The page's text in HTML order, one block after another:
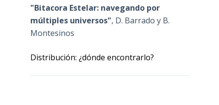
"Bitacora Estelar: navegando por
múltiples universos", D. Barrado y B.
Montesinos
Distribución: ¿dónde encontrarlo?